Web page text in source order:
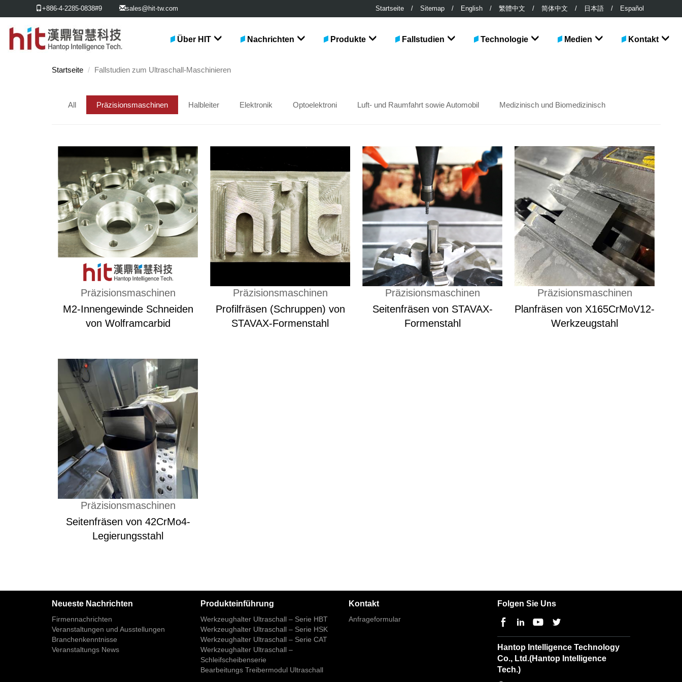
+886-4-2285-0838#9 sales@hit-tw.com Startseite / Sitemap / English / 繁體中文 / 简体中文 / 日本語 / Español
Über HIT Nachrichten Produkte Fallstudien Technologie Medien Kontakt
Startseite Fallstudien zum Ultraschall-Maschinieren
All Präzisionsmaschinen Halbleiter Elektronik Optoelektroni Luft- und Raumfahrt sowie Automobil Medizinisch und Biomedizinisch
Präzisionsmaschinen
M2-Innengewinde Schneiden
von Wolframcarbid
Präzisionsmaschinen
Profilfräsen (Schruppen) von
STAVAX-Formenstahl
Präzisionsmaschinen
Seitenfräsen von STAVAX-
Formenstahl
Präzisionsmaschinen
Planfräsen von X165CrMoV12-
Werkzeugstahl
Präzisionsmaschinen
Seitenfräsen von 42CrMo4-
Legierungsstahl
Neueste Nachrichten
Firmennachrichten
Veranstaltungen und Ausstellungen
Branchenkenntnisse
Veranstaltungs News
Produkteinführung
Werkzeughalter Ultraschall – Serie HBT
Werkzeughalter Ultraschall – Serie HSK
Werkzeughalter Ultraschall – Serie CAT
Werkzeughalter Ultraschall –
Schleifscheibenserie
Bearbeitungs Treibermodul Ultraschall
Kontakt
Anfrageformular
Folgen Sie Uns
Hantop Intelligence Technology
Co., Ltd.(Hantop Intelligence
Tech.)